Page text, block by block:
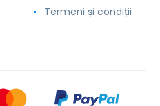
Termeni și condiții